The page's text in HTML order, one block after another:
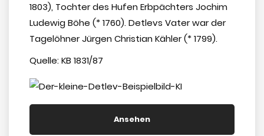
1803), Tochter des Hufen Erbpächters Jochim
Ludewig Böhe (* 1760). Detlevs Vater war der
Tagelöhner Jürgen Christian Kähler (* 1799).
Quelle: KB 1831/87
Ansehen